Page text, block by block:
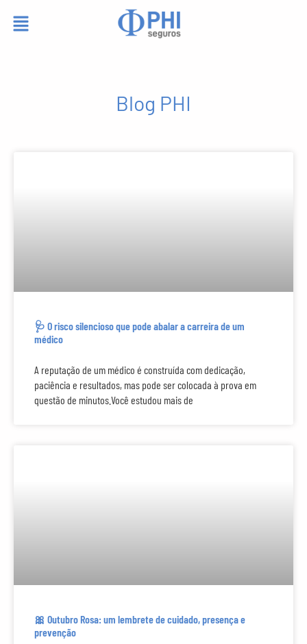
Blog PHI
🩺 O risco silencioso que pode abalar a carreira de um
médico
A reputação de um médico é construída com dedicação,
paciência e resultados, mas pode ser colocada à prova em
questão de minutos.Você estudou mais de
🎀 Outubro Rosa: um lembrete de cuidado, presença e
prevenção